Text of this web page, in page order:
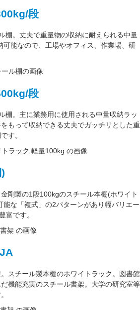
段
棚。丈夫で重量物の収納に耐えられる中量
可能なので、工場やオフィス、作業場、研
段
棚。主に業務用に使用される中量収納ラッ
もって収納できる丈夫でガッチリとした重
す。
金剛製の1段100kgのスチール本棚(ホワイト
能な 「複式」 の2パターンがあり幅バリエー
富です。
スチール製本棚のホワイトラック 。図書館
機能充実のスチール書架。 大学の研究室等